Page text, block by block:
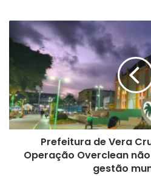
Prefeitura
de
esclarece
que
Operação
Overclean
não
relação
Prefeitura de Vera
Operação Overclean
gestão